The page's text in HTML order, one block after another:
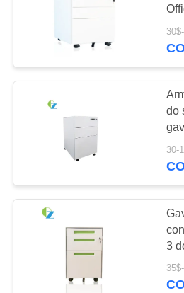
UMAS
MAPA
PRIVACY
POLICY
Arquivos
verticais
Armário
suporte
do
30-
3